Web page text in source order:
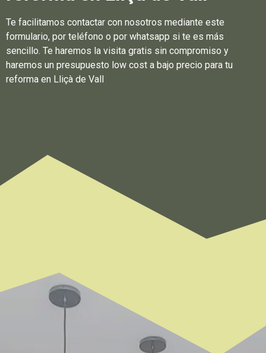
Te facilitamos contactar con nosotros mediante este
formulario, por teléfono o por whatsapp si te es más
sencillo. Te haremos la visita gratis sin compromiso y
haremos un presupuesto low cost a bajo precio para tu
reforma en Lliçà de Vall